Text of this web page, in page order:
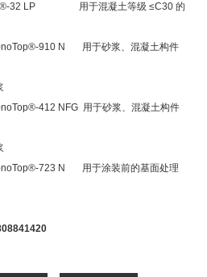
于混凝土等级 ≤C30 的
N 用于砂浆、混凝土构件
用于砂浆、混凝土构件
N 用于涂装前的基面处理